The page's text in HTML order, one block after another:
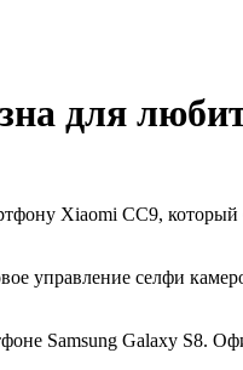
для
Xiaomi CC9,
управление селфи
Samsung Galaxy S8.